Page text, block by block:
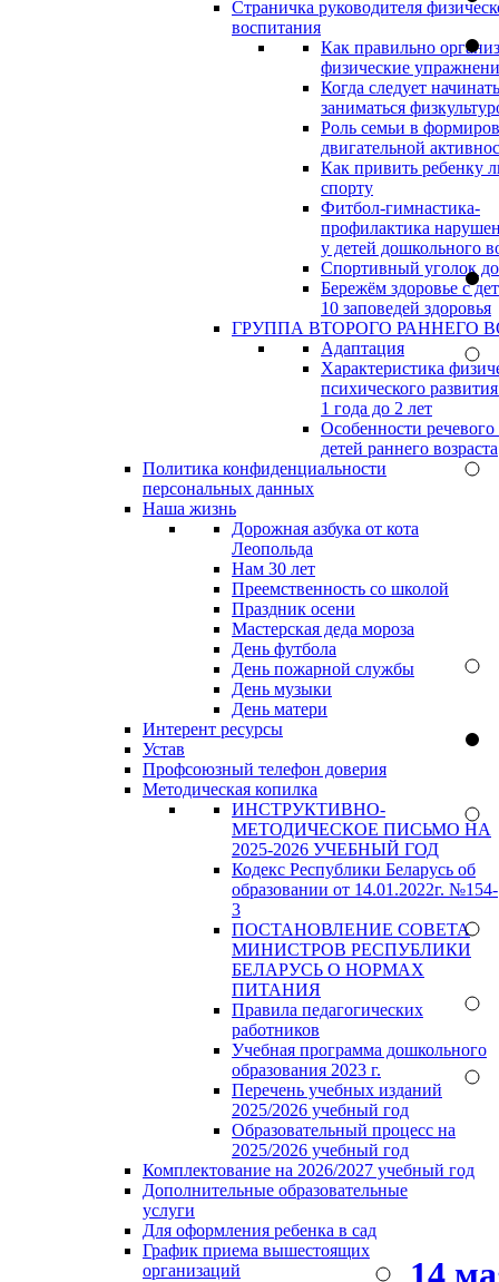
Страничка руководителя
воспитания
Как правильно
физические
Когда следует начинать
заниматься
Роль семьи в
двигательной
Как привить ребенку
спорту
Фитбол-гимнастика-
профилактика
у детей дошкольного
Спортивный уголок
Бережём здоровье с
10 заповедей здоровья
ГРУППА ВТОРОГО РАННЕГО
Адаптация
Характеристика
психического
1 года до 2 лет
Особенности речевого
детей раннего возраста
Политика конфиденциальности
персональных данных
Наша жизнь
Дорожная азбука от кота
Леопольда
Нам 30 лет
Преемственность со школой
Праздник осени
Мастерская деда мороза
День футбола
День пожарной службы
День музыки
День матери
Интерент ресурсы
Устав
Профсоюзный телефон доверия
Методическая копилка
ИНСТРУКТИВНО-
МЕТОДИЧЕСКОЕ ПИСЬМО НА
2025-2026 УЧЕБНЫЙ ГОД
Кодекс Республики Беларусь об
образовании от 14.01.2022г. №154-
3
ПОСТАНОВЛЕНИЕ СОВЕТА
МИНИСТРОВ РЕСПУБЛИКИ
БЕЛАРУСЬ О НОРМАХ
ПИТАНИЯ
Правила педагогических
работников
Учебная программа дошкольного
образования 2023 г.
Перечень учебных изданий
2025/2026 учебный год
Образовательный процесс на
2025/2026 учебный год
Комплектование на 2026/2027 учебный год
Дополнительные образовательные
услуги
Для оформления ребенка в сад
График приема вышестоящих
организаций